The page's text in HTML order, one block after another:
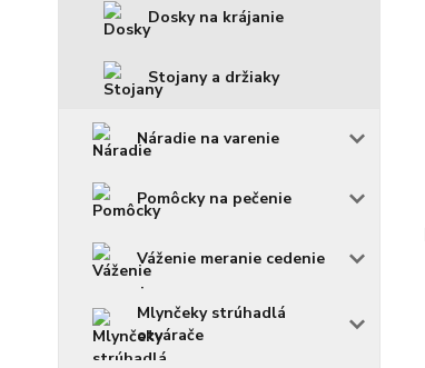
Dosky na krájanie
Stojany a držiaky
Náradie na varenie
Pomôcky na pečenie
Váženie meranie cedenie
Mlynčeky strúhadlá
otvárače